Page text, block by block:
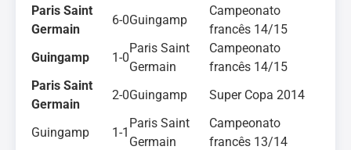
Paris Saint
Germain
6-0Guingamp
Campeonato
francês 14/15
Guingamp
1-0
Paris Saint
Germain
Campeonato
francês 14/15
Paris Saint
Germain
2-0Guingamp Super Copa 2014
Guingamp 1-1
Paris Saint
Germain
Campeonato
francês 13/14